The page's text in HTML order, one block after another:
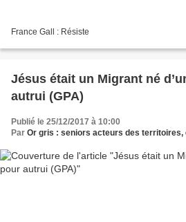
France Gall : Résiste
Jésus était un Migrant né
autrui (GPA)
Publié le 25/12/2017 à 10:00
Par Or gris : seniors acteurs des territoires, dans